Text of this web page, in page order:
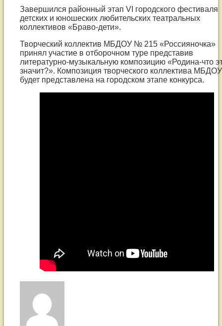
коллектив
МБДОУ
№
215
«Россияночка»
композицию
«Родина-
Завершился районный этап VI городского фестиваля
детских и юношеских любительских театральных
коллективов «Браво-дети».
Творческий коллектив МБДОУ № 215 «Россияночка»
принял участие в отборочном туре представив
литературно-музыкальную композицию «Родина-что
значит?». Композиция творческого коллектива МБДОУ
будет представлена на городском этапе конкурса.